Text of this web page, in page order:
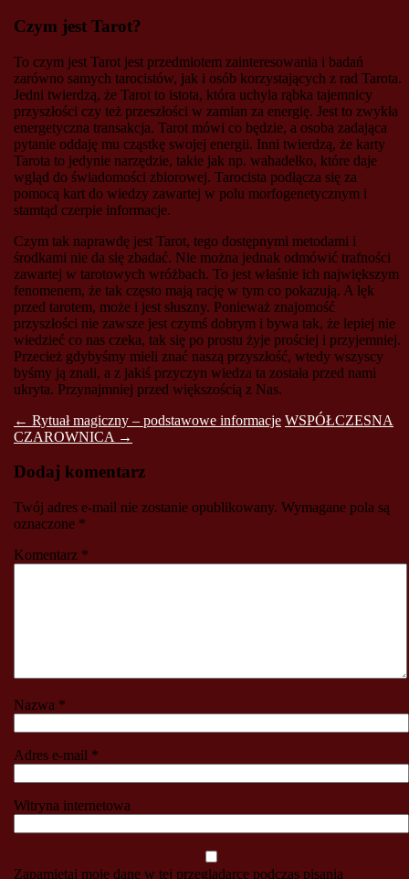
Czym jest Tarot?
To czym jest Tarot jest przedmiotem zainteresowania i badań
zarówno samych tarocistów, jak i osób korzystających z rad Tarota.
Jedni twierdzą, że Tarot to istota, która uchyla rąbka tajemnicy
przyszłości czy też przeszłości w zamian za energię. Jest to zwykła
energetyczna transakcja. Tarot mówi co będzie, a osoba zadająca
pytanie oddaję mu cząstkę swojej energii. Inni twierdzą, że karty
Tarota to jedynie narzędzie, takie jak np. wahadełko, które daje
wgląd do świadomości zbiorowej. Tarocista podłącza się za
pomocą kart do wiedzy zawartej w polu morfogenetycznym i
stamtąd czerpie informacje.
Czym tak naprawdę jest Tarot, tego dostępnymi metodami i
środkami nie da się zbadać. Nie można jednak odmówić trafności
zawartej w tarotowych wróżbach. To jest właśnie ich największym
fenomenem, że tak często mają rację w tym co pokazują. A lęk
przed tarotem, może i jest słuszny. Ponieważ znajomość
przyszłości nie zawsze jest czymś dobrym i bywa tak, że lepiej nie
wiedzieć co nas czeka, tak się po prostu żyje prościej i przyjemniej.
Przecież gdybyśmy mieli znać naszą przyszłość, wtedy wszyscy
byśmy ją znali, a z jakiś przyczyn wiedza ta została przed nami
ukryta. Przynajmniej przed większością z Nas.
Post
navigation
← Rytuał magiczny – podstawowe informacje WSPÓŁCZESNA
CZAROWNICA →
Dodaj komentarz
Twój adres e-mail nie zostanie opublikowany. Wymagane pola są
oznaczone *
Komentarz *
Nazwa *
Adres e-mail *
Witryna internetowa
Zapamiętaj moje dane w tej przeglądarce podczas pisania